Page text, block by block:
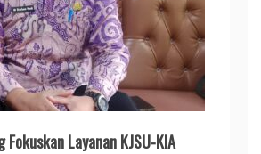
Fokuskan Layanan KJSU-KIA